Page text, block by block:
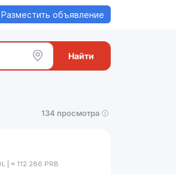
Разместить объявление
Найти
134 просмотра
| ≈ 112 286 PRB